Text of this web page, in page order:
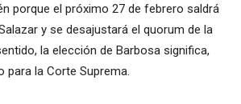
porque el próximo 27 de febrero saldrá
y se desajustará el quorum de la
la elección de Barbosa significa,
para la Corte Suprema.